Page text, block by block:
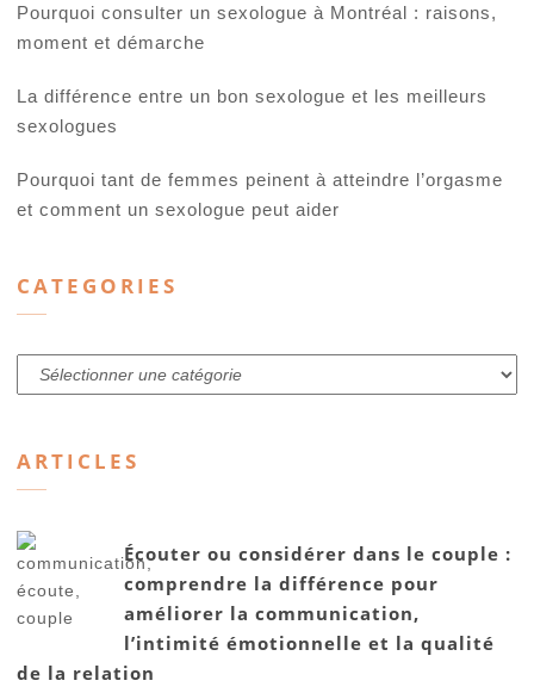
Pourquoi consulter un sexologue à Montréal : raisons,
moment et démarche
La différence entre un bon sexologue et les meilleurs
sexologues
Pourquoi tant de femmes peinent à atteindre l’orgasme
et comment un sexologue peut aider
CATEGORIES
Categories
ARTICLES
Écouter ou considérer dans le couple :
comprendre la différence pour
améliorer la communication,
l’intimité émotionnelle et la qualité
de la relation